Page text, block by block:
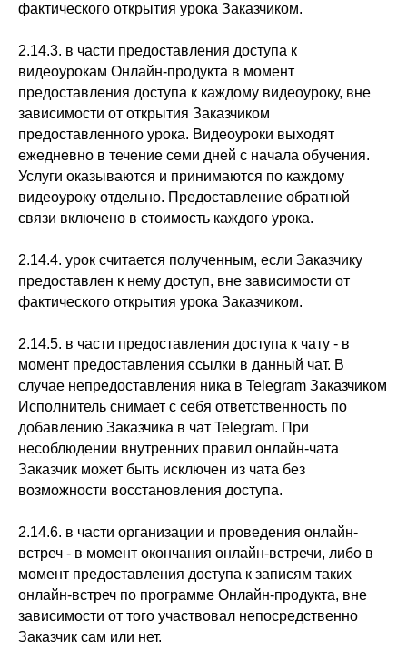
фактического открытия урока Заказчиком.
2.14.3. в части предоставления доступа к
видеоурокам Онлайн-продукта в момент
предоставления доступа к каждому видеоуроку, вне
зависимости от открытия Заказчиком
предоставленного урока. Видеоуроки выходят
ежедневно в течение семи дней с начала обучения.
Услуги оказываются и принимаются по каждому
видеоуроку отдельно. Предоставление обратной
связи включено в стоимость каждого урока.
2.14.4. урок считается полученным, если Заказчику
предоставлен к нему доступ, вне зависимости от
фактического открытия урока Заказчиком.
2.14.5. в части предоставления доступа к чату - в
момент предоставления ссылки в данный чат. В
случае непредоставления ника в Telegram Заказчиком
Исполнитель снимает с себя ответственность по
добавлению Заказчика в чат Telegram. При
несоблюдении внутренних правил онлайн-чата
Заказчик может быть исключен из чата без
возможности восстановления доступа.
2.14.6. в части организации и проведения онлайн-
встреч - в момент окончания онлайн-встречи, либо в
момент предоставления доступа к записям таких
онлайн-встреч по программе Онлайн-продукта, вне
зависимости от того участвовал непосредственно
Заказчик сам или нет.